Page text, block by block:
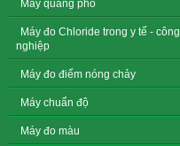
Máy quang phổ
Máy đo Chloride trong y tế - công
nghiệp
Máy đo điểm nóng chảy
Máy chuẩn độ
Máy đo màu